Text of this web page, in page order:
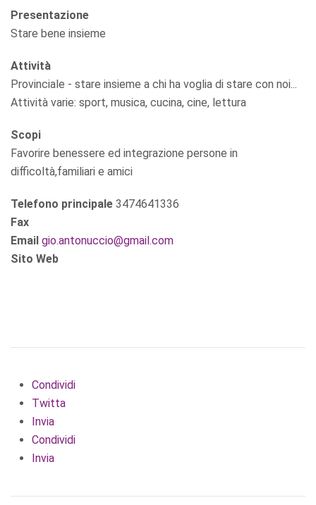
Presentazione
Stare bene insieme
Attività
Provinciale - stare insieme a chi ha voglia di stare con noi...
Attività varie: sport, musica, cucina, cine, lettura
Scopi
Favorire benessere ed integrazione persone in
difficoltà,familiari e amici
Telefono principale 3474641336
Fax
Email gio.antonuccio@gmail.com
Sito Web
Condividi
Twitta
Invia
Condividi
Invia